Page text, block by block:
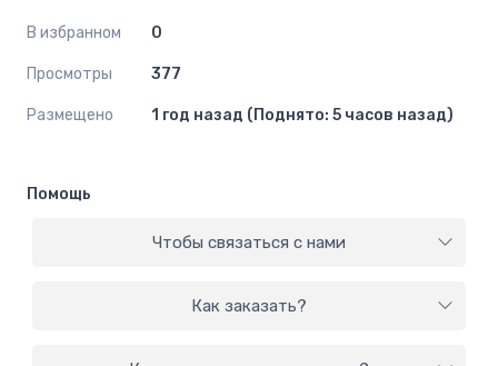
В избранном 0
Просмотры 377
Размещено 1 год назад (Поднято: 5 часов назад)
Помощь
Чтобы связаться с нами
Как заказать?